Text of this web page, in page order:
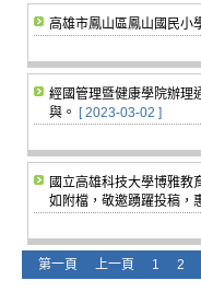
高雄市鳳山區鳳山國民小
經國管理暨健康學院辦理
與。
[ 2023-03-02 ]
國立高雄科技大學博雅教
如附檔，敬邀踴躍投稿，
第一頁 上一頁 1 2